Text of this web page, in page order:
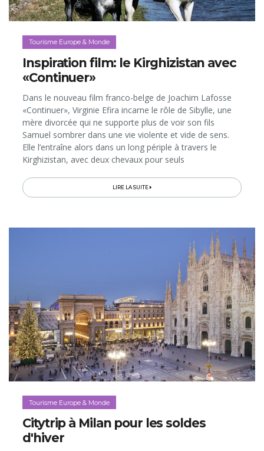
Tourisme Europe & Monde
Inspiration film: le Kirghizistan avec
«Continuer»
Dans le nouveau film franco-belge de Joachim Lafosse
«Continuer», Virginie Efira incarne le rôle de Sibylle, une
mère divorcée qui ne supporte plus de voir son fils
Samuel sombrer dans une vie violente et vide de sens.
Elle l’entraîne alors dans un long périple à travers le
Kirghizistan, avec deux chevaux pour seuls
belges le 30 janvier 2019, et même si la plupart des
scènes ont été tournées au Maroc, «Continuer» nous
régulièrement nommé dans le top 10 des destinations à
visiter. Voici donc nos bons plans pour voyager dans ce
pays dont on parle peu et, pourquoi pas, y faire une
randonnée à cheval… «comme» dans le film!
LIRE LA SUITE
Tourisme Europe & Monde
Citytrip à Milan pour les soldes
d'hiver